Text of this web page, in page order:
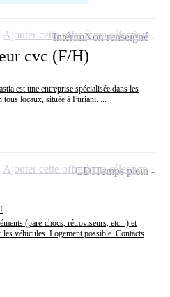
cvc (F/H)
est une entreprise spécialisée dans les
tous locaux, située à Furiani. ...
IntérimNon renseigné
Ajouter cette offre à ma sélection
(pare-chocs, rétroviseurs, etc...) et
véhicules. Logement possible. Contacts
CDITemps plein
Ajouter cette offre à ma sélection